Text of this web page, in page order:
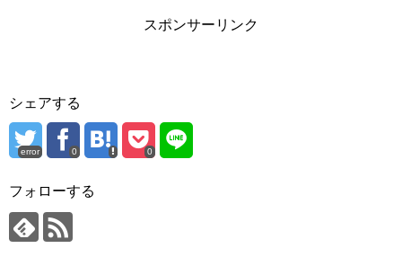
スポンサーリンク
シェアする
error 0 0
フォローする